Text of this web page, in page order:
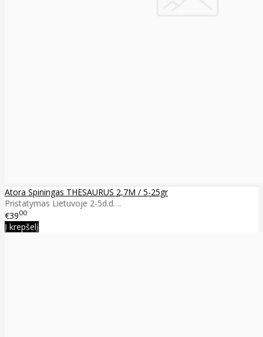
Atora Spiningas THESAURUS 2,7M / 5-25gr
Pristatymas Lietuvoje 2-5d.d. ..
€3900
Į krepšelį